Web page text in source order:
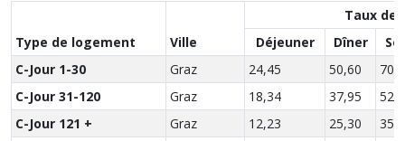
Type de logement Ville
Taux
Déjeuner
Dîner
C-Jour 1-30
Graz 24,45 50,60
C-Jour 31-120
Graz 18,34 37,95
C-Jour 121 +
Graz 12,23 25,30